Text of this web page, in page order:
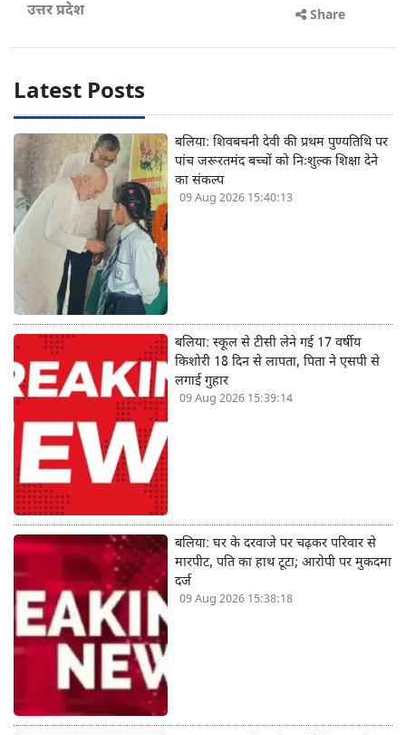
उत्तर प्रदेश Share
Latest Posts
बलिया: शिवबचनी देवी की प्रथम पुण्यतिथि पर
पांच जरूरतमंद बच्चों को निःशुल्क शिक्षा देने
का संकल्प
09 Aug 2026 15:40:13
बलिया: स्कूल से टीसी लेने गई 17 वर्षीय
किशोरी 18 दिन से लापता, पिता ने एसपी से
लगाई गुहार
09 Aug 2026 15:39:14
बलिया: घर के दरवाजे पर चढ़कर परिवार से
मारपीट, पति का हाथ टूटा; आरोपी पर मुकदमा
दर्ज
09 Aug 2026 15:38:18